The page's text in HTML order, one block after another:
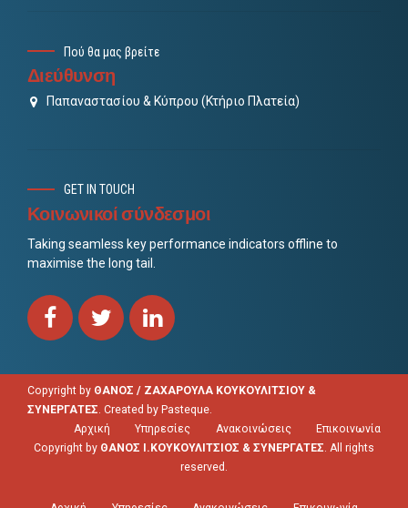
Πού θα μας βρείτε
Διεύθυνση
Παπαναστασίου & Κύπρου (Κτήριο Πλατεία)
GET IN TOUCH
Κοινωνικοί σύνδεσμοι
Taking seamless key performance indicators offline to
maximise the long tail.
Copyright by ΘΑΝΟΣ / ΖΑΧΑΡΟΥΛΑ ΚΟΥΚΟΥΛΙΤΣΙΟΥ &
ΣΥΝΕΡΓΑΤΕΣ . Created by Pasteque
Αρχική
Υπηρεσίες Ανακοινώσεις
Επικοινωνία
Copyright by ΘΑΝΟΣ Ι.ΚΟΥΚΟΥΛΙΤΣΙΟΣ & ΣΥΝΕΡΓΑΤΕΣ . All rights
reserved.